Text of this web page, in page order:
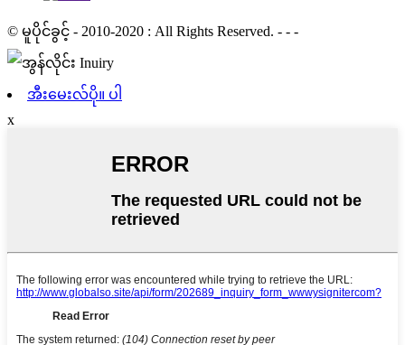
© မူပိုင်ခွင့် - 2010-2020 : All Rights Reserved. - - -
အီးမေးလ်ပို။ ပါ
x